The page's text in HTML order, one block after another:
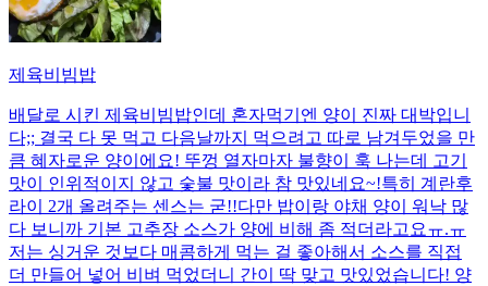
제육비빔밥
배달로 시킨 제육비빔밥인데 혼자먹기엔 양이 진짜 대박입니
다;; 결국 다 못 먹고 다음날까지 먹으려고 따로 남겨두었을 만
큼 혜자로운 양이에요! 뚜껑 열자마자 불향이 훅 나는데 고기
맛이 인위적이지 않고 숯불 맛이라 참 맛있네요~!특히 계란후
라이 2개 올려주는 센스는 굳!! ​다만 밥이랑 야채 양이 워낙 많
다 보니까 기본 고추장 소스가 양에 비해 좀 적더라고요ㅠ.ㅠ
저는 싱거운 것보다 매콤하게 먹는 걸 좋아해서 소스를 직접
더 만들어 넣어 비벼 먹었더니 간이 딱 맞고 맛있었습니다! 양